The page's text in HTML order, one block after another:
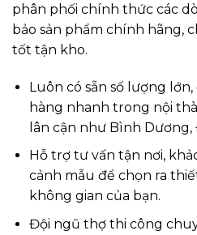
phân phối chính thức các
bảo sản phẩm chính hãng,
tốt tận kho.
Luôn có sẵn số lượng
hàng nhanh trong nội
lân cận như Bình
Hỗ trợ tư vấn tận nơi,
cảnh mẫu để chọn ra
không gian của bạn.
Đội ngũ thợ thi công